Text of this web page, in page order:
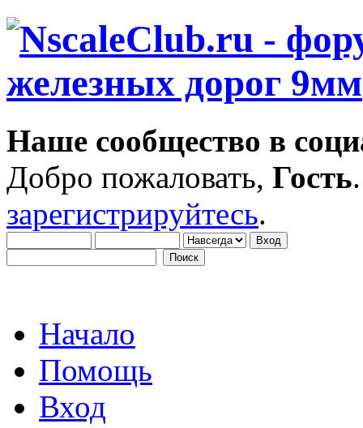
Наше сообщество в
Добро пожаловать, Гость
зарегистрируйтесь.
Начало
Помощь
Вход